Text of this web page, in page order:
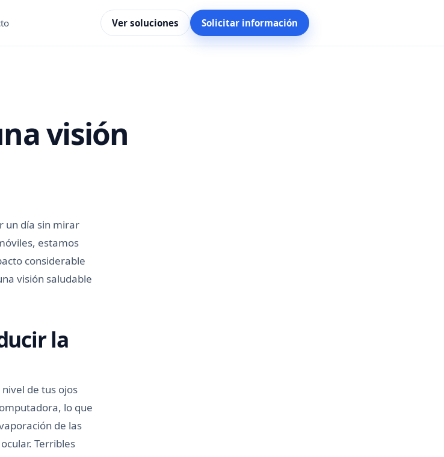
Ver soluciones Solicitar información
visión
un día sin mirar
estamos
considerable
visión saludable
la
de tus ojos
lo que
de las
Terribles